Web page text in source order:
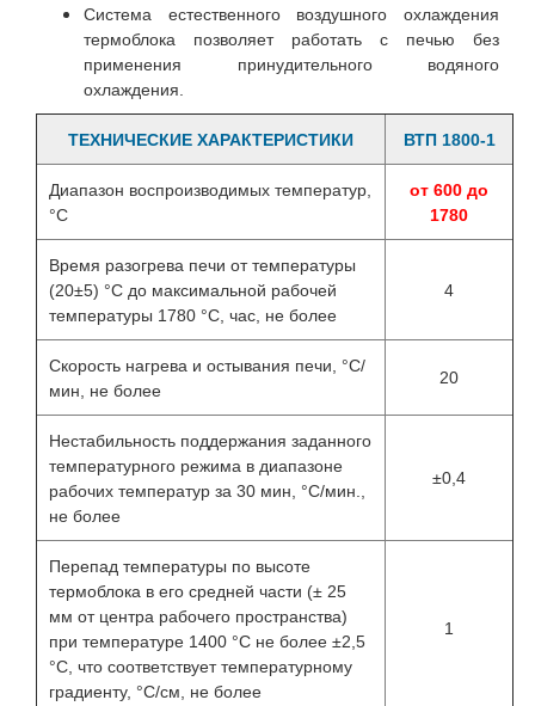
Система естественного воздушного охлаждения
термоблока позволяет работать с печью без
применения принудительного водяного
охлаждения.
ТЕХНИЧЕСКИЕ ХАРАКТЕРИСТИКИ ВТП 1800-1
Диапазон воспроизводимых температур,
°C
от 600 до
1780
Время разогрева печи от температуры
(20±5) °С до максимальной рабочей
температуры 1780 °С, час, не более
4
Скорость нагрева и остывания печи, °С/
мин, не более
20
Нестабильность поддержания заданного
температурного режима в диапазоне
рабочих температур за 30 мин, °С/мин.,
не более
±0,4
Перепад температуры по высоте
термоблока в его средней части (± 25
мм от центра рабочего пространства)
при температуре 1400 °С не более ±2,5
°С, что соответствует температурному
градиенту, °C/см, не более
1